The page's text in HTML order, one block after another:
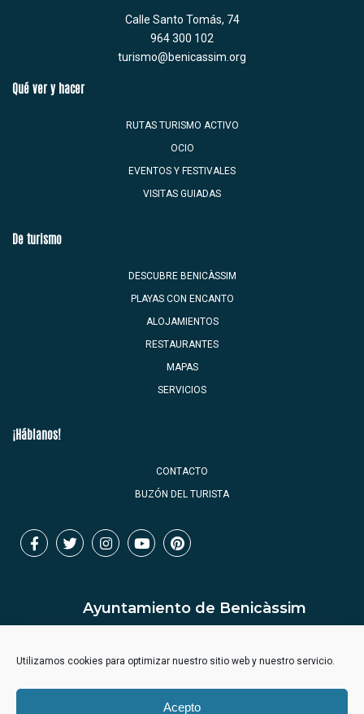
Utilizamos cookies para optimizar nuestro sitio web y nuestro servicio.
Acepto
Calle Santo Tomás, 74
964 300 102
turismo@benicassim.org
Qué ver y hacer
RUTAS TURISMO ACTIVO
OCIO
EVENTOS Y FESTIVALES
VISITAS GUIADAS
De turismo
DESCUBRE BENICÀSSIM
PLAYAS CON ENCANTO
ALOJAMIENTOS
RESTAURANTES
MAPAS
SERVICIOS
¡Háblanos!
CONTACTO
BUZÓN DEL TURISTA
Ayuntamiento de Benicàssim